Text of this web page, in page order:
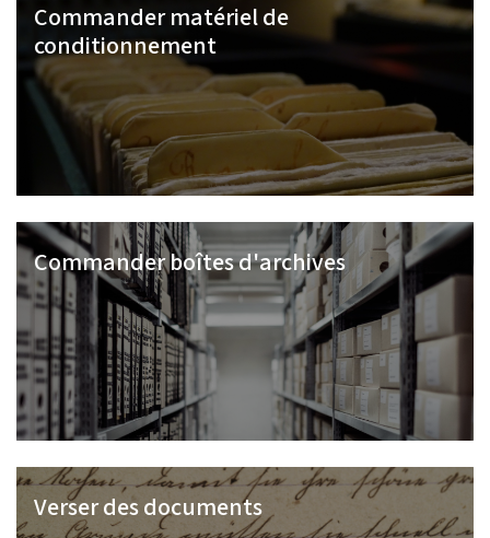
Commander matériel de
conditionnement
Commander boîtes d'archives
Verser des documents